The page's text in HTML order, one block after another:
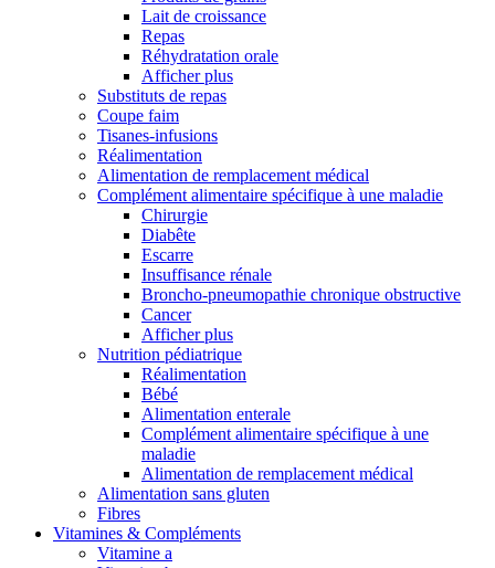
Lait de croissance
Repas
Réhydratation orale
Afficher plus
Substituts de repas
Coupe faim
Tisanes-infusions
Réalimentation
Alimentation de remplacement médical
Complément alimentaire spécifique à une maladie
Chirurgie
Diabête
Escarre
Insuffisance rénale
Broncho-pneumopathie chronique obstructive
Cancer
Afficher plus
Nutrition pédiatrique
Réalimentation
Bébé
Alimentation enterale
Complément alimentaire spécifique à une
maladie
Alimentation de remplacement médical
Alimentation sans gluten
Fibres
Vitamines & Compléments
Vitamine a